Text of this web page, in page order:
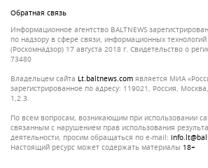
Обратная связь
Информационное агентство BALTNEWS
по надзору в сфере связи, информационных
(Роскомнадзор) 17 августа 2018 г. Свидетельство о
73480
Владельцем сайта lt.baltnews.com является МИА
зарегистрированное по адресу: 119021, Россия,
1,2.3.
По всем вопросам, возникающим при использовании
связанным с нарушением прав использования
деятельности, просим обращаться по e-mail:
Настоящий ресурс может содержать материалы 18+